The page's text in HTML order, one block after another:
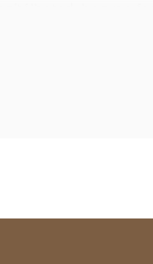
korában kapjuk
szűrései és